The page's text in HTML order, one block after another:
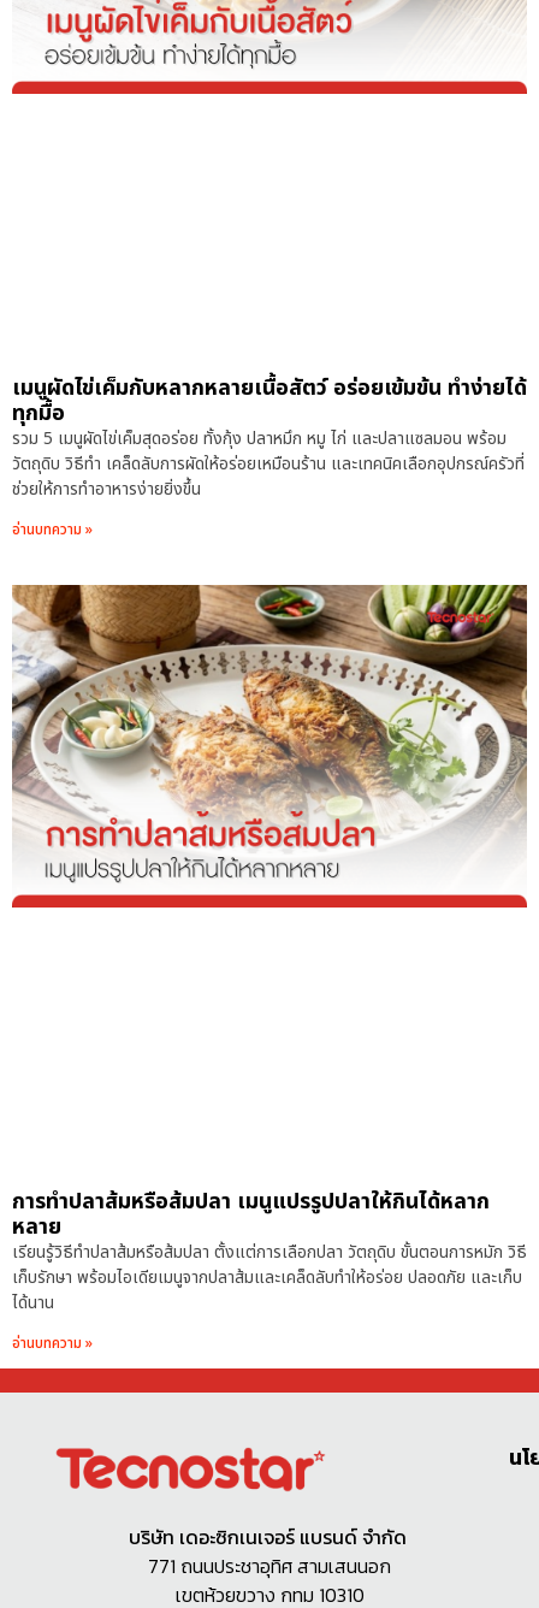
เมนูผัดไข่เค็มกับหลากหลายเนื้อสัตว์ อร่อยเข้มข้น ทำง่ายได้
ทุกมื้อ
รวม 5 เมนูผัดไข่เค็มสุดอร่อย ทั้งกุ้ง ปลาหมึก หมู ไก่ และปลาแซลมอน พร้อม
วัตถุดิบ วิธีทำ เคล็ดลับการผัดให้อร่อยเหมือนร้าน และเทคนิคเลือกอุปกรณ์ครัวที่
ช่วยให้การทำอาหารง่ายยิ่งขึ้น
อ่านบทความ »
การทำปลาส้มหรือส้มปลา เมนูแปรรูปปลาให้กินได้หลาก
หลาย
เรียนรู้วิธีทำปลาส้มหรือส้มปลา ตั้งแต่การเลือกปลา วัตถุดิบ ขั้นตอนการหมัก วิธี
เก็บรักษา พร้อมไอเดียเมนูจากปลาส้มและเคล็ดลับทำให้อร่อย ปลอดภัย และเก็บ
ได้นาน
อ่านบทความ »
บริษัท เดอะซิกเนเจอร์ แบรนด์ จำกัด
771 ถนนประชาอุทิศ สามเสนนอก
เขตห้วยขวาง กทม 10310
น